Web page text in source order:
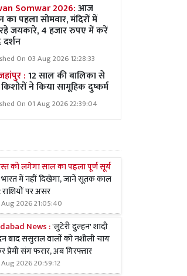
Somwar 2026:आज
का पहला सोमवार, मंदिरों में
जयकारे, 4 हजार रुपए में करें
On 03 Aug 2026 12:28:33
:12 साल की बालिका से
ने किया सामूहिक दुष्कर्म
On 01 Aug 2026 22:39:04
को लगेगा साल का पहला पूर्ण सूर्य
भारत में नहीं दिखेगा, जानें सूतक काल
पर असर
2026 21:05:40
News :'लुटेरी दुल्हन' शादी
बाद ससुराल वालों को नशीली चाय
प्रेमी संग फरार, अब गिरफ्तार
2026 20:59:12